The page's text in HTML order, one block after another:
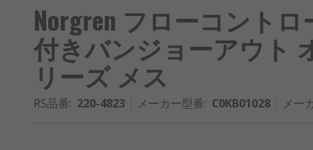
Norgren フローコント
付きバンジョーアウト
リーズ メス
RS品番: 220-4823 メーカー型番: C0KB01028 メー